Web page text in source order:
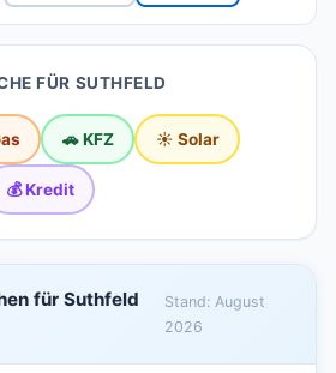
FÜR SUTHFELD
🚗 KFZ ☀️ Solar
💰 Kredit
für Suthfeld
Stand: August
2026